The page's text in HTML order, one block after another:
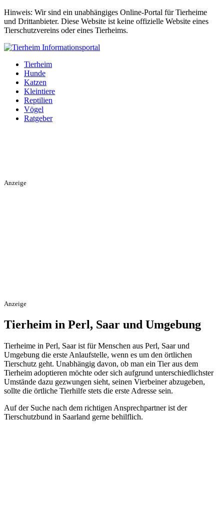
Hinweis: Wir sind ein unabhängiges Online-Portal für Tierheime
und Drittanbieter. Diese Website ist keine offizielle Website eines
Tierschutzvereins oder eines Tierheims.
Tierheim
Hunde
Katzen
Kleintiere
Reptilien
Vögel
Ratgeber
Anzeige
Anzeige
Tierheim in Perl, Saar und Umgebung
Tierheime in Perl, Saar ist für Menschen aus Perl, Saar und
Umgebung die erste Anlaufstelle, wenn es um den örtlichen
Tierschutz geht. Unabhängig davon, ob man ein Tier aus dem
Tierheim adoptieren möchte oder sich aufgrund unterschiedlichster
Umstände dazu gezwungen sieht, seinen Vierbeiner abzugeben,
sollte die örtliche Tierhilfe stets die erste Adresse sein.
Auf der Suche nach dem richtigen Ansprechpartner ist der
Tierschutzbund in Saarland gerne behilflich.